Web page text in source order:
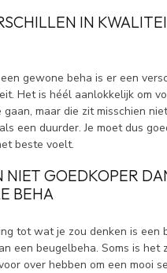
IN
gewone beha is er een
Het is héél aanlokkelijk om
gaan, maar die zit misschien
een duurder. Je moet dus
beste voelt.
NIET GOEDKOPER
BEHA
tot wat je zou denken is een
een beugelbeha. Soms is het
over hebben om een mooi